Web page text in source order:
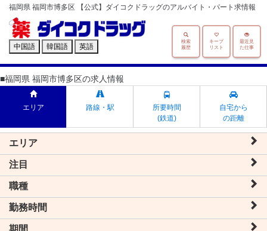
福岡県 福岡市博多区 【公式】ダイコクドラッグのアルバイト・パート求情報
中国語 韓国語 英語
最近見
た仕事
キープ
リスト
検索
履歴
■福岡県 福岡市博多区の求人情報
エリア 路線・駅
所要時間
(鉄道)
自宅から
の距離
エリア
注目
職種
勤務時間
期間